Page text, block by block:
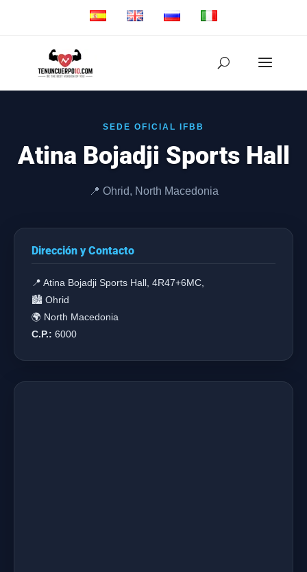
SEDE OFICIAL IFBB
Atina Bojadji Sports Hall
📍 Ohrid, North Macedonia
Dirección y Contacto
📍 Atina Bojadji Sports Hall, 4R47+6MC,
🏙️ Ohrid
🌍 North Macedonia
C.P.: 6000